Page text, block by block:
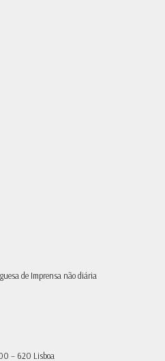
de Imprensa não diária
– 620 Lisboa